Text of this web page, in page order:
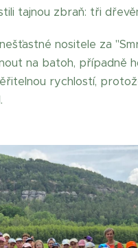
tajnou zbraň: tři
nositele za
na batoh, případně
rychlostí,